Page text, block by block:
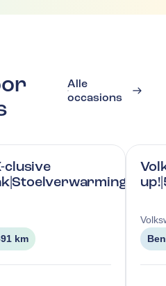
Alle
occasions
clusive
km